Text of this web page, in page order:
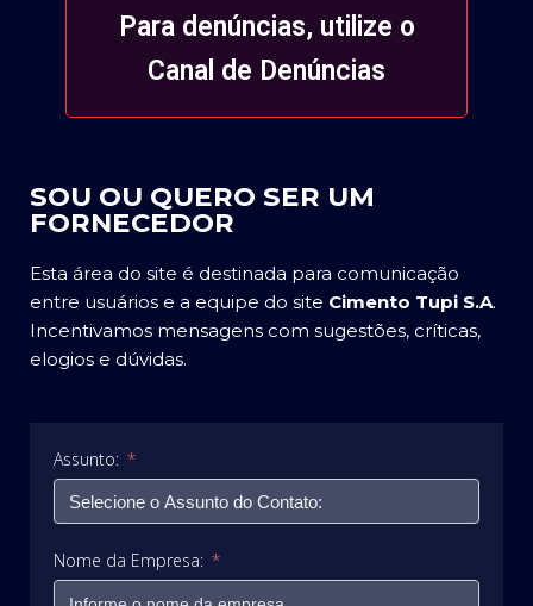
Para denúncias, utilize o
Canal de Denúncias
SOU OU QUERO SER UM
FORNECEDOR
Esta área do site é destinada para comunicação
entre usuários e a equipe do site Cimento Tupi S.A.
Incentivamos mensagens com sugestões, críticas,
elogios e dúvidas.
Assunto:
Nome da Empresa: